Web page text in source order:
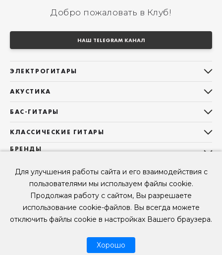
Для улучшения работы сайта и его взаимодействия с
пользователями мы используем файлы cookie.
Продолжая работу с сайтом, Вы разрешаете
использование cookie-файлов. Вы всегда можете
отключить файлы cookie в настройках Вашего браузера.
Хорошо
Добро пожаловать в Клуб!
НАШ TELEGRAM КАНАЛ
ЭЛЕКТРОГИТАРЫ
Telecaster
Les Paul
Superstrat
АКУСТИКА
Фолки (ОМ, 000, 00)
Гранд Аудиториум
Б/У, уцененные гитары
БАС-ГИТАРЫ
Precision Bass
Б/У, уцененные гитары
КЛАССИЧЕСКИЕ ГИТАРЫ
Все классические гитары
Б/У, уцененные гитары
БРЕНДЫ
Sigma Guitars
Enya Guitars
Fender
Gibson
Контакты
Мы в Telegram
Мы в ВК
Мы в YouTube